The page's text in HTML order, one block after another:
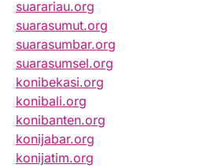
suarariau.org
suarasumut.org
suarasumbar.org
suarasumsel.org
konibekasi.org
konibali.org
konibanten.org
konijabar.org
konijatim.org